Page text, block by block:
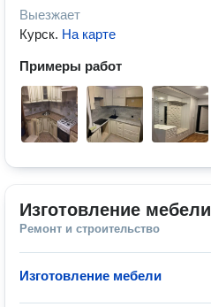
Выезжает
Курск. На карте
Примеры работ
Изготовление мебели
Ремонт и строительство
Изготовление мебели